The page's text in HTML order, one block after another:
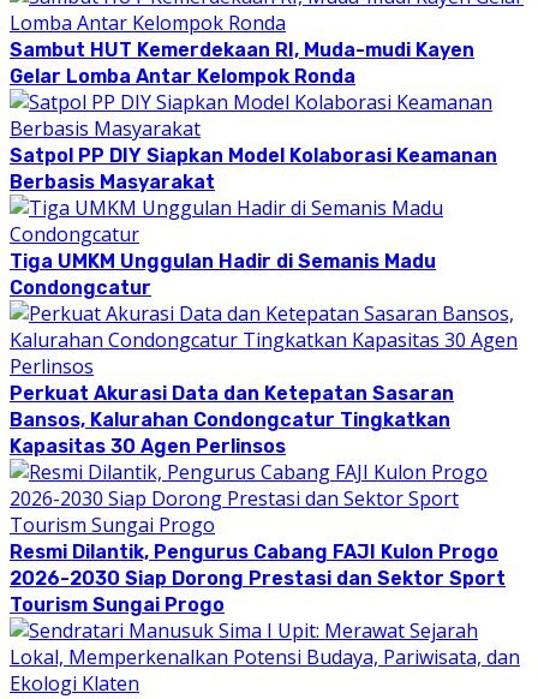
Sambut HUT Kemerdekaan RI, Muda-mudi Kayen
Gelar Lomba Antar Kelompok Ronda
Satpol PP DIY Siapkan Model Kolaborasi Keamanan
Berbasis Masyarakat
Tiga UMKM Unggulan Hadir di Semanis Madu
Condongcatur
Perkuat Akurasi Data dan Ketepatan Sasaran
Bansos, Kalurahan Condongcatur Tingkatkan
Kapasitas 30 Agen Perlinsos
Resmi Dilantik, Pengurus Cabang FAJI Kulon Progo
2026-2030 Siap Dorong Prestasi dan Sektor Sport
Tourism Sungai Progo